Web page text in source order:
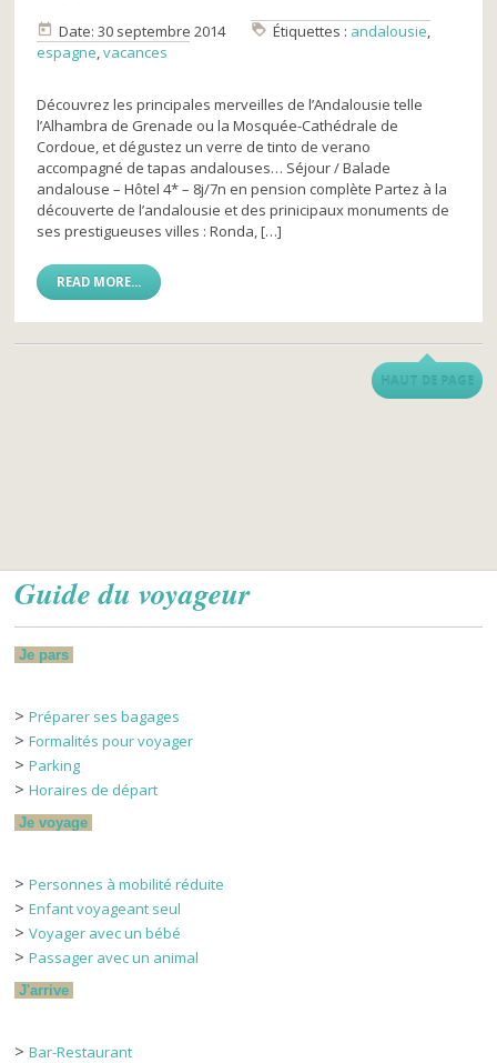
Date: 30 septembre 2014 Étiquettes : andalousie,
espagne,vacances
Découvrez les principales merveilles de l’Andalousie telle
l’Alhambra de Grenade ou la Mosquée-Cathédrale de
Cordoue, et dégustez un verre de tinto de verano
accompagné de tapas andalouses… Séjour / Balade
andalouse – Hôtel 4* – 8j/7n en pension complète Partez à la
découverte de l’andalousie et des prinicipaux monuments de
ses prestigueuses villes : Ronda, […]
READ MORE...
HAUT DE PAGE
Guide du voyageur
Je pars
>Préparer ses bagages
>Formalités pour voyager
>Parking
>Horaires de départ
Je voyage
>Personnes à mobilité réduite
>Enfant voyageant seul
>Voyager avec un bébé
>Passager avec un animal
J'arrive
>Bar-Restaurant